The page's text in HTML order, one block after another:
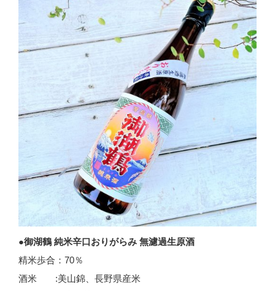
●御湖鶴 純米辛口おりがらみ 無濾過生原酒
精米歩合：70％
酒米 :美山錦、長野県産米